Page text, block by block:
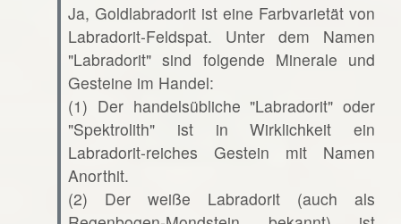
Ja, Goldlabradorit ist eine Farbvarietät von
Labradorit-Feldspat. Unter dem Namen
"Labradorit" sind folgende Minerale und
Gesteine im Handel:
(1) Der handelsübliche "Labradorit" oder
"Spektrolith" ist in Wirklichkeit ein
Labradorit-reiches Gestein mit Namen
Anorthit.
(2) Der weiße Labradorit (auch als